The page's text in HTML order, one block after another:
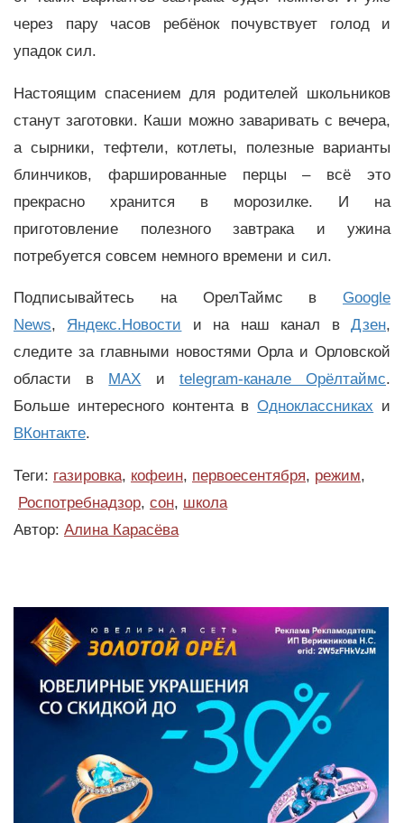
через пару часов ребёнок почувствует голод и
упадок сил.
Настоящим спасением для родителей школьников
станут заготовки. Каши можно заваривать с вечера,
а сырники, тефтели, котлеты, полезные варианты
блинчиков, фаршированные перцы – всё это
прекрасно хранится в морозилке. И на
приготовление полезного завтрака и ужина
потребуется совсем немного времени и сил.
Подписывайтесь на ОрелТаймс в Google
News, Яндекс.Новости и на наш канал вДзен,
следите за главными новостями Орла и Орловской
области в MAX и telegram-канале Орёлтаймс.
Больше интересного контента вОдноклассниках и
ВКонтакте.
Теги: газировка, кофеин, первоесентября, режим,
Роспотребнадзор, сон, школа
Автор: Алина Карасёва